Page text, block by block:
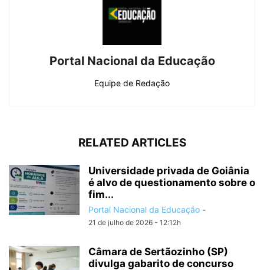
Portal Nacional da Educação
Equipe de Redação
RELATED ARTICLES
Universidade privada de Goiânia
é alvo de questionamento sobre o
fim...
Portal Nacional da Educação -
21 de julho de 2026 - 12:12h
Câmara de Sertãozinho (SP)
divulga gabarito de concurso